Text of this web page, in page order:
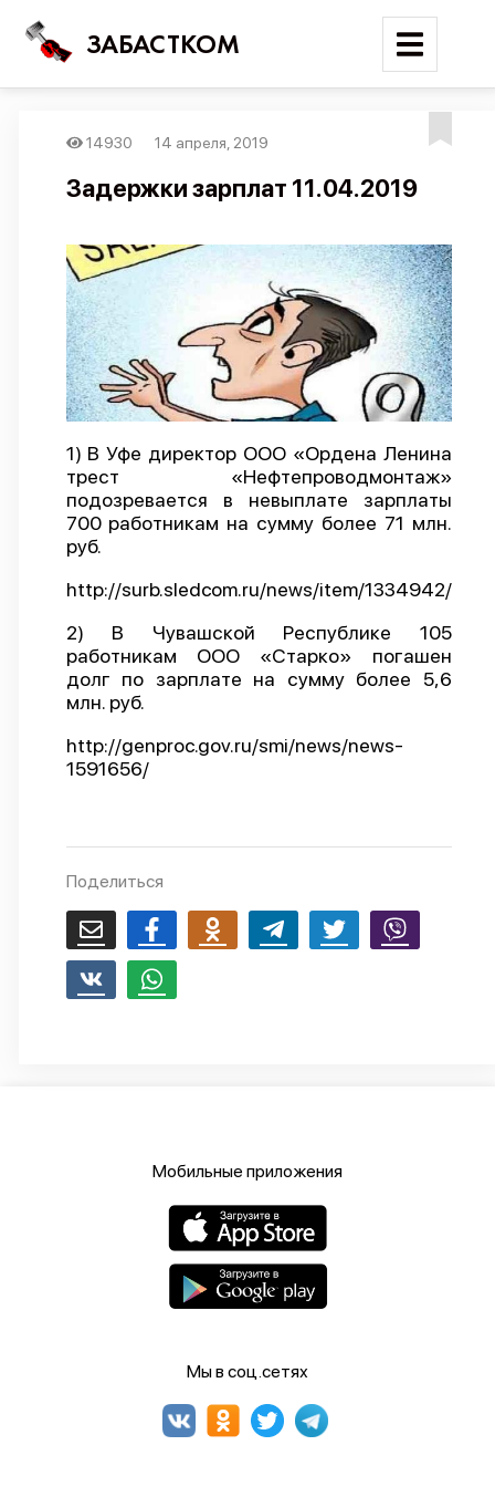
ЗАБАСТКОМ
Новости
Карта событий
Трудовые конфликты
Отчеты
Предложить публикацию
Справочник
API
О проекте
14930 14 апреля, 2019
Задержки зарплат 11.04.2019
1) В Уфе директор ООО «Ордена Ленина
трест «Нефтепроводмонтаж»
подозревается в невыплате зарплаты
700 работникам на сумму более 71 млн.
руб.
http://surb.sledcom.ru/news/item/1334942/
2) В Чувашской Республике 105
работникам ООО «Старко» погашен
долг по зарплате на сумму более 5,6
млн. руб.
http://genproc.gov.ru/smi/news/news-
1591656/
Поделиться
Мобильные приложения
Мы в соц.сетях